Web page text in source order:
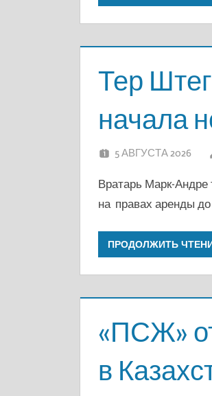
Тер
начала
5 АВГУСТА 2026
Вратарь Марк-Андре
на правах аренды
ПРОДОЛЖИТЬ
«ПСЖ»
в